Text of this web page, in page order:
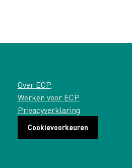
Over ECP
Werken voor ECP
Privacyverklaring
Cookievoorkeuren